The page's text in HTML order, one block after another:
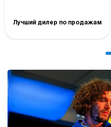
Лучший дилер по продажам